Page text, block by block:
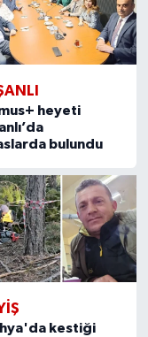
heyeti
bulundu
kestiği